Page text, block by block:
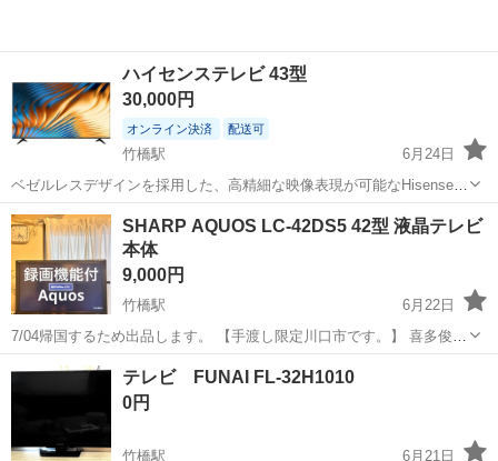
ハイセンステレビ 43型
30,000円
オンライン決済 配送可
竹橋駅
6月24日
ベゼルレスデザインを採用した、高精細な映像表現が可能なHisense製
液晶テレビです。 - メーカー: Hisense - 製品タイプ: 液晶テレビ - デザ
イン: ベゼルレス - スタンド形状: V字型スタンド ご覧い...
東京 千代田区
SHARP AQUOS LC-42DS5 42型 液晶テレビ
本体
9,000円
竹橋駅
6月22日
7/04帰国するため出品します。 【手渡し限定川口市です。】 喜多俊之
デザインによる「Digital Hi-Vision 」の42型液晶テレビです。 - メー
カー: SHARP - 型番: LC-42DS5 - 画面サ...
千代田区 竹橋駅
テレビ FUNAI FL-32H1010
0円
竹橋駅
6月21日